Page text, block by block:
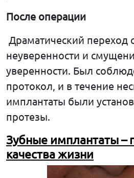
После операции
Драматический переход
неуверенности и
уверенности. Был
протокол, и в течение
имплантаты были
протезы.
Зубные имплантаты–
качестважизни